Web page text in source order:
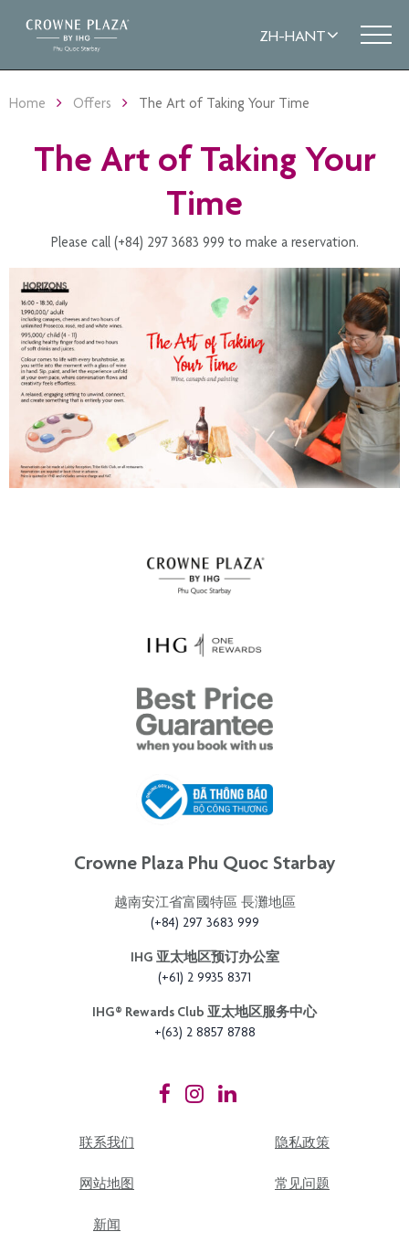
Home Offers The Art of Taking Your Time
The Art of Taking Your
Time
Please call (+84) 297 3683 999 to make a reservation.
Crowne Plaza Phu Quoc Starbay
越南安江省富國特區 長灘地區
(+84) 297 3683 999
IHG 亚太地区预订办公室
(+61) 2 9935 8371
IHG®️ Rewards Club 亚太地区服务中心
+(63) 2 8857 8788
联系我们 隐私政策
网站地图 常见问题
新闻